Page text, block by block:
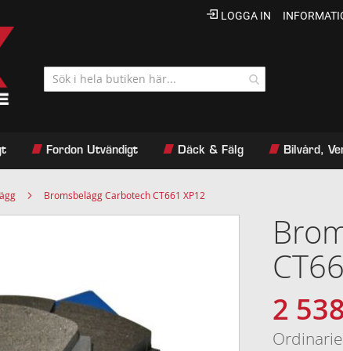
LOGGA IN
Fordon Utvändigt Däck & Fälg Bilvård,
Bromsbelägg Carbotech CT661 XP12
Specialpris
2